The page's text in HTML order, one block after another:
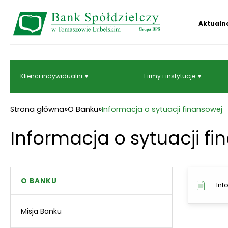
Klienci indywidualni Firmy i instytucje
Strona główna»O Banku»Informacja o sytuacji finansowej
Informacja o sytuacji
O BANKU
Misja Banku